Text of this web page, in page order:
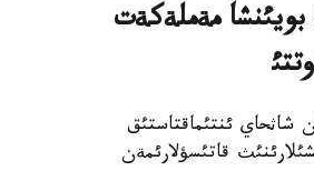
مةملةكةت
نئث 10 جئلدئعئنا ارنالعان شاثحاي ئنتئماقتاستئق
قاتئسؤلارئمةن